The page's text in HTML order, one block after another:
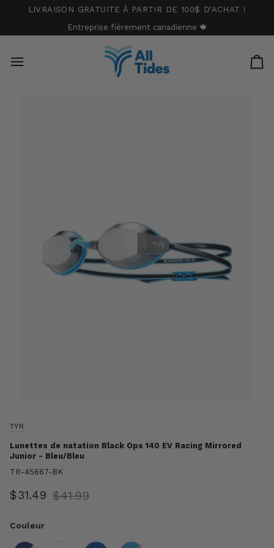
LIVRAISON GRATUITE À PARTIR DE 100$ D'ACHAT !
Entreprise fièrement canadienne 🍁
TYR
Lunettes de natation Black Ops 140 EV Racing Mirrored
Junior - Bleu/Bleu
TR-45667-BK
$31.49 $41.99
Couleur